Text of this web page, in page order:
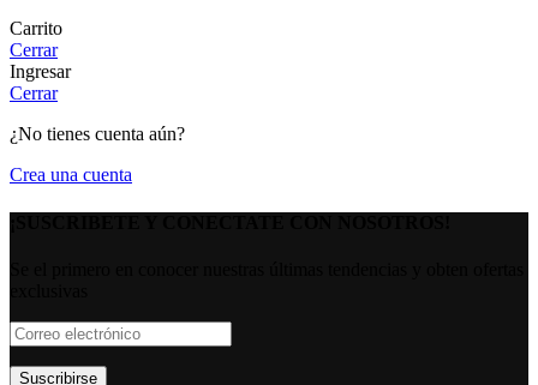
Carrito
Cerrar
Ingresar
Cerrar
¿No tienes cuenta aún?
Crea una cuenta